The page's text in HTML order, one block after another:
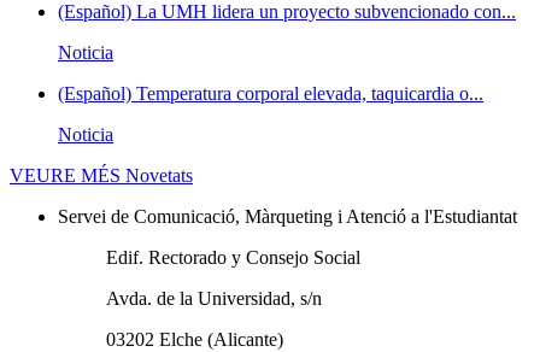
(Español) La UMH lidera un proyecto subvencionado con...
Noticia
(Español) Temperatura corporal elevada, taquicardia o...
Noticia
VEURE MÉS Novetats
Servei de Comunicació, Màrqueting i Atenció a l'Estudiantat
Edif. Rectorado y Consejo Social
Avda. de la Universidad, s/n
03202 Elche (Alicante)